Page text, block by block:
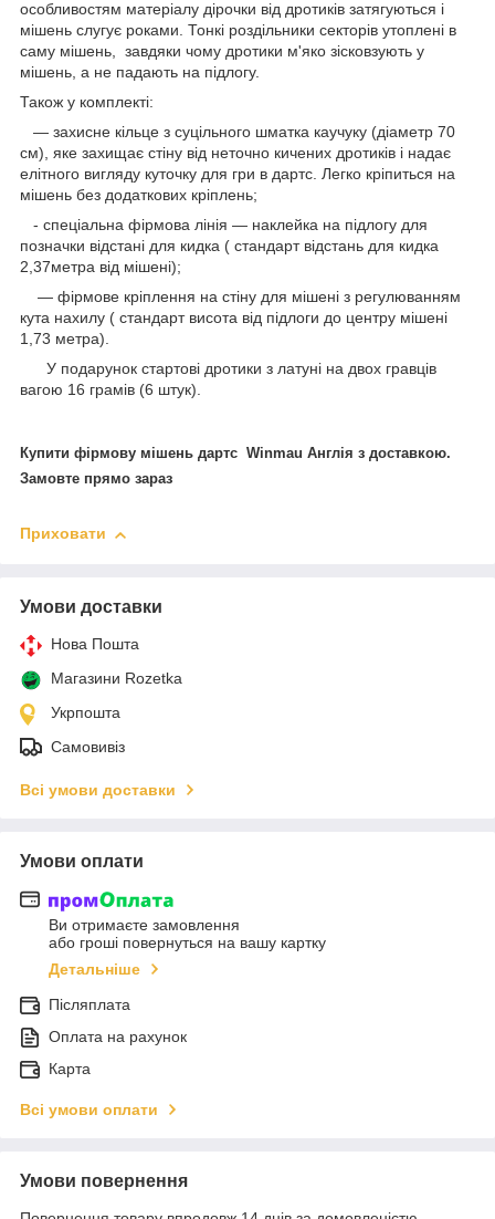
особливостям матеріалу дірочки від дротиків затягуються і
мішень слугує роками. Тонкі роздільники секторів утоплені в
саму мішень, завдяки чому дротики м'яко зісковзують у
мішень, а не падають на підлогу.
Також у комплекті:
— захисне кільце з суцільного шматка каучуку (діаметр 70
см), яке захищає стіну від неточно кичених дротиків і надає
елітного вигляду куточку для гри в дартс. Легко кріпиться на
мішень без додаткових кріплень;
- спеціальна фірмова лінія — наклейка на підлогу для
позначки відстані для кидка ( стандарт відстань для кидка
2,37метра від мішені);
— фірмове кріплення на стіну для мішені з регулюванням
кута нахилу ( стандарт висота від підлоги до центру мішені
1,73 метра).
У подарунок стартові дротики з латуні на двох гравців
вагою 16 грамів (6 штук).
Купити фірмову мішень дартс Winmau Англія з доставкою.
Замовте прямо зараз
Приховати
Умови доставки
Нова Пошта
Магазини Rozetka
Укрпошта
Самовивіз
Всі умови доставки
Умови оплати
Ви отримаєте замовлення
або гроші повернуться на вашу картку
Детальніше
Післяплата
Оплата на рахунок
Карта
Всі умови оплати
Умови повернення